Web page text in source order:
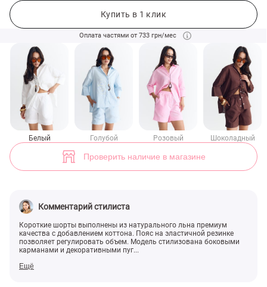
Купить в 1 клик
Оплата частями от 733 грн/мес
Белый Голубой Розовый Шоколадный
Проверить наличие в магазине
Комментарий стилиста
Короткие шорты выполнены из натурального льна премиум
качества с добавлением коттона. Пояс на эластичной резинке
позволяет регулировать объем. Модель стилизована боковыми
карманами и декоративными пуг...
Ещё
Белые льняные шорты с боковыми разрезами (арт. 50312) ♡